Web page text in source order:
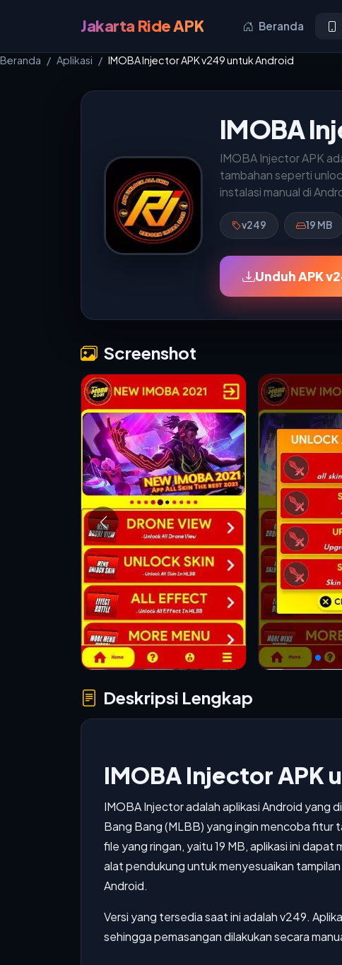
Jakarta Ride APK Beranda
Beranda Aplikasi IMOBA Injector APK v249 untuk Android
IMOBA
IMOBA Injector APK
tambahan seperti
instalasi manual di
v249 19 MB
Unduh APK
Screenshot
Deskripsi Lengkap
IMOBA Injector APK
IMOBA Injector adalah aplikasi Android yang
Bang Bang (MLBB) yang ingin mencoba fitur
file yang ringan, yaitu 19 MB, aplikasi ini
alat pendukung untuk menyesuaikan
Android.
Versi yang tersedia saat ini adalah v249.
sehingga pemasangan dilakukan secara